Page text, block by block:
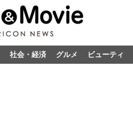
社会・経済 グルメ ビューティ